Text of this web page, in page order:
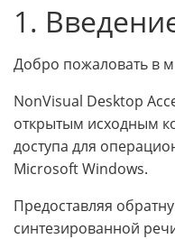
1.
Добро пожаловать в
NonVisual Desktop
открытым исходным
доступа для
Microsoft Windows.
Предоставляя
синтезированной